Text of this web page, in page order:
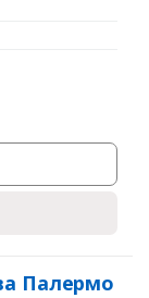
Палермо